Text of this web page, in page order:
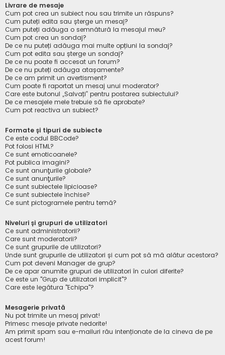
Livrare de mesaje
Cum pot crea un subiect nou sau trimite un răspuns?
Cum puteți edita sau șterge un mesaj?
Cum puteți adăuga o semnătură la mesajul meu?
Cum pot crea un sondaj?
De ce nu puteți adăuga mai multe opțiuni la sondaj?
Cum pot edita sau șterge un sondaj?
De ce nu poate fi accesat un forum?
De ce nu puteți adăuga atașamente?
De ce am primit un avertisment?
Cum poate fi raportat un mesaj unui moderator?
Care este butonul „Salvați” pentru postarea subiectului?
De ce mesajele mele trebuie să fie aprobate?
Cum pot reactiva un subiect?
Formate și tipuri de subiecte
Ce este codul BBCode?
Pot folosi HTML?
Ce sunt emoticoanele?
Pot publica imagini?
Ce sunt anunţurile globale?
Ce sunt anunţurile?
Ce sunt subiectele lipicioase?
Ce sunt subiectele închise?
Ce sunt pictogramele pentru temă?
Niveluri și grupuri de utilizatori
Ce sunt administratorii?
Care sunt moderatorii?
Ce sunt grupurile de utilizatori?
Unde sunt grupurile de utilizatori și cum pot să mă alătur acestora?
Cum pot deveni Manager de grup?
De ce apar anumite grupuri de utilizatori în culori diferite?
Ce este un "Grup de utilizatori implicit"?
Care este legătura "Echipa"?
Mesagerie privată
Nu pot trimite un mesaj privat!
Primesc mesaje private nedorite!
Am primit spam sau e-mailuri rău intenționate de la cineva de pe
acest forum!